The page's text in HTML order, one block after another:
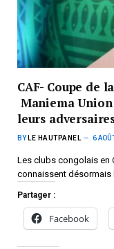
CAF- Coupe de
Maniema
leurs
BY LE HAUTPANEL 6
Les clubs congolais en
connaissent désormais
Partager :
Facebook